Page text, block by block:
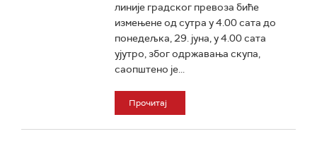
линије градског превоза биће
измењене од сутра у 4.00 сата до
понедељка, 29. јуна, у 4.00 сата
ујутро, због одржавања скупа,
саопштено је...
Прочитај